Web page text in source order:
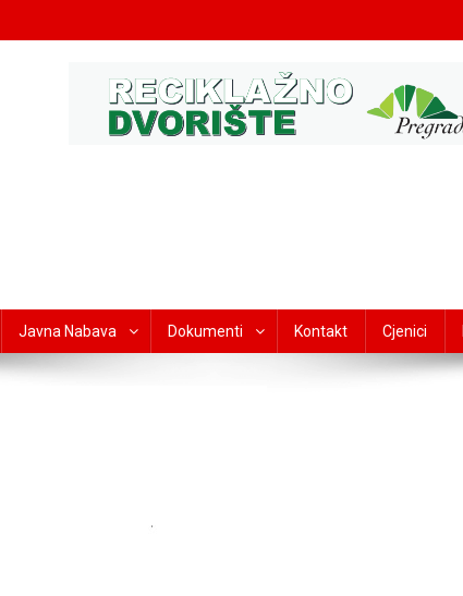
Javna Nabava Dokumenti Kontakt Cjenici